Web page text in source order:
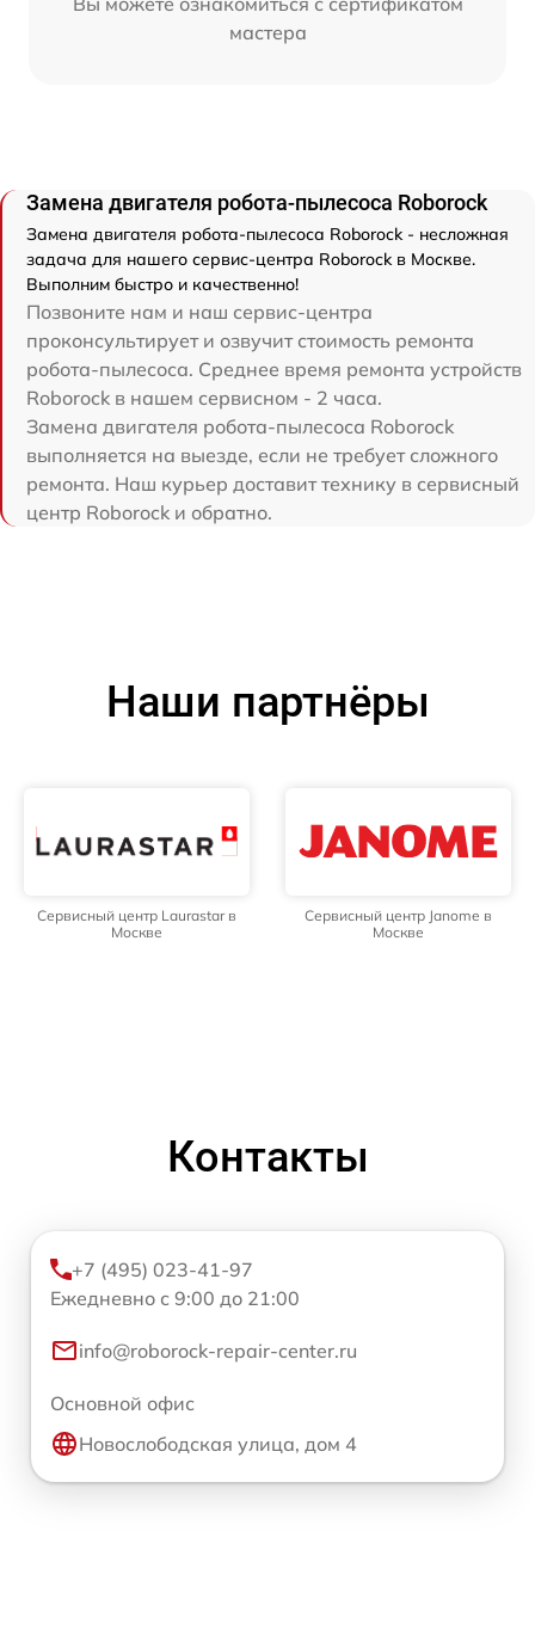
мастера
Замена двигателя робота-пылесоса Roborock
Замена двигателя робота-пылесоса Roborock - несложная
задача для нашего сервис-центра Roborock в Москве.
Выполним быстро и качественно!
Позвоните нам и наш сервис-центра
проконсультирует и озвучит стоимость ремонта
робота-пылесоса. Среднее время ремонта устройств
Roborock в нашем сервисном - 2 часа.
Замена двигателя робота-пылесоса Roborock
выполняется на выезде, если не требует сложного
ремонта. Наш курьер доставит технику в сервисный
центр Roborock и обратно.
Наши партнёры
Сервисный центр Laurastar в
Москве
Сервисный центр Janome в
Москве
Контакты
+7 (495) 023-41-97
Ежедневно с 9:00 до 21:00
info@roborock-repair-center.ru
Основной офис
Новослободская улица, дом 4